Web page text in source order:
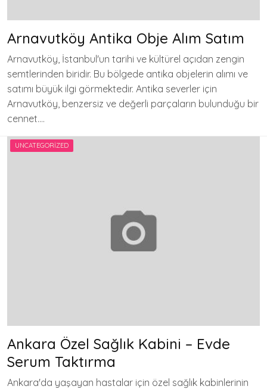
Arnavutköy Antika Obje Alım Satım
Arnavutköy, İstanbul'un tarihi ve kültürel açıdan zengin
semtlerinden biridir. Bu bölgede antika objelerin alımı ve
satımı büyük ilgi görmektedir. Antika severler için
Arnavutköy, benzersiz ve değerli parçaların bulunduğu bir
cennet….
UNCATEGORIZED
Ankara Özel Sağlık Kabini – Evde
Serum Taktırma
Ankara'da yaşayan hastalar için özel sağlık kabinlerinin